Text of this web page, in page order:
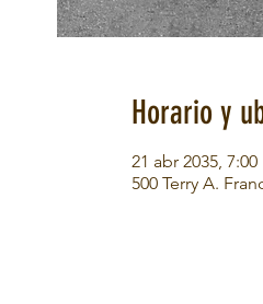
Horario y
21 abr 2035, 7:00
500 Terry A.